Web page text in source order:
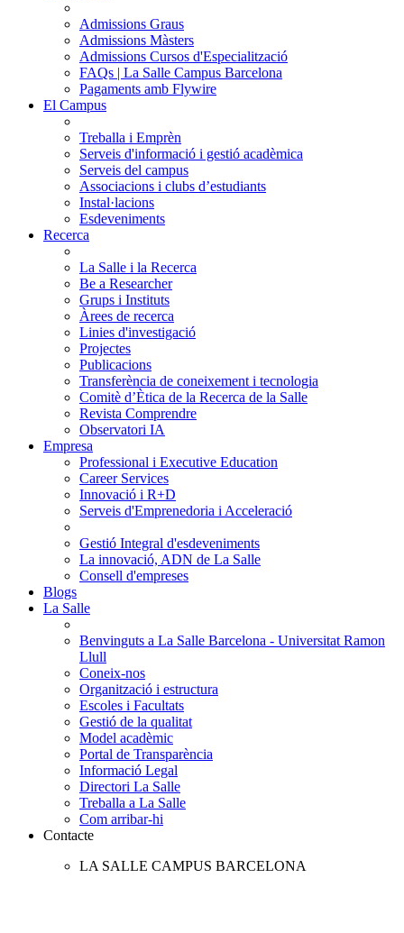
Admissions Graus
Admissions Màsters
Admissions Cursos d'Especialització
FAQs | La Salle Campus Barcelona
Pagaments amb Flywire
El Campus
Treballa i Emprèn
Serveis d'informació i gestió acadèmica
Serveis del campus
Associacions i clubs d’estudiants
Instal·lacions
Esdeveniments
Recerca
La Salle i la Recerca
Be a Researcher
Grups i Instituts
Àrees de recerca
Linies d'investigació
Projectes
Publicacions
Transferència de coneixement i tecnologia
Comitè d’Ètica de la Recerca de la Salle
Revista Comprendre
Observatori IA
Empresa
Professional i Executive Education
Career Services
Innovació i R+D
Serveis d'Emprenedoria i Acceleració
Gestió Integral d'esdeveniments
La innovació, ADN de La Salle
Consell d'empreses
Blogs
La Salle
Benvinguts a La Salle Barcelona - Universitat Ramon
Llull
Coneix-nos
Organització i estructura
Escoles i Facultats
Gestió de la qualitat
Model acadèmic
Portal de Transparència
Informació Legal
Directori La Salle
Treballa a La Salle
Com arribar-hi
Contacte
LA SALLE CAMPUS BARCELONA